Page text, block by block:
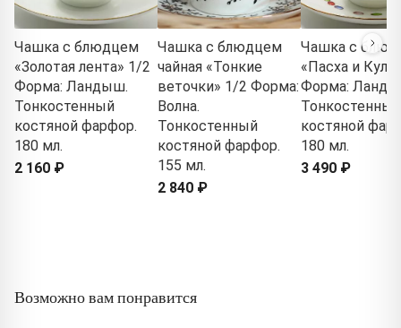
Чашка с блюдцем
«Золотая лента» 1/2
Форма: Ландыш.
Тонкостенный
костяной фарфор.
180 мл.
2 160 ₽
Чашка с блюдцем
чайная «Тонкие
веточки» 1/2 Форма:
Волна.
Тонкостенный
костяной фарфор.
155 мл.
2 840 ₽
Чашка с
«Пасха и
Форма:
Тонкостенный
костяной
180 мл.
3 490 ₽
Возможно вам понравится